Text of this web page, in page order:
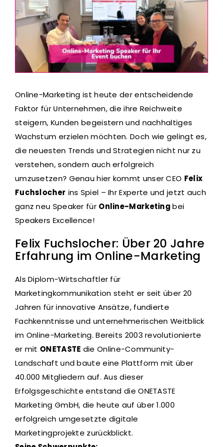
Online-Marketing ist heute der entscheidende
Faktor für Unternehmen, die ihre Reichweite
steigern, Kunden begeistern und nachhaltiges
Wachstum erzielen möchten. Doch wie gelingt es,
die neuesten Trends und Strategien nicht nur zu
verstehen, sondern auch erfolgreich
umzusetzen? Genau hier kommt unser CEO Felix
Fuchslocher ins Spiel – Ihr Experte und jetzt auch
ganz neu Speaker für Online-Marketingbei
Speakers Excellence!
Felix Fuchslocher: Über 20 Jahre
Erfahrung im Online-Marketing
Als Diplom-Wirtschaftler für
Marketingkommunikation steht er seit über 20
Jahren für innovative Ansätze, fundierte
Fachkenntnisse und unternehmerischen Weitblick
im Online-Marketing. Bereits 2003 revolutionierte
er mit ONETASTE die Online-Community-
Landschaft und baute eine Plattform mit über
40.000 Mitgliedern auf. Aus dieser
Erfolgsgeschichte entstand die ONETASTE
Marketing GmbH, die heute auf über 1.000
erfolgreich umgesetzte digitale
Marketingprojekte zurückblickt.